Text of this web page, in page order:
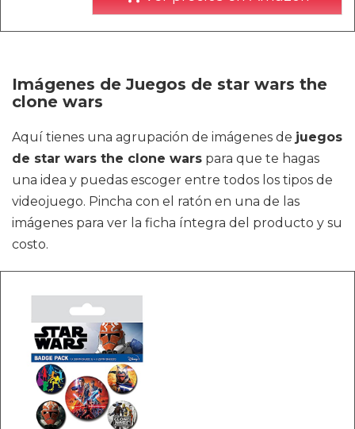
Imágenes de Juegos de star wars the
clone wars
Aquí tienes una agrupación de imágenes de juegos
de star wars the clone wars para que te hagas
una idea y puedas escoger entre todos los tipos de
videojuego. Pincha con el ratón en una de las
imágenes para ver la ficha íntegra del producto y su
costo.